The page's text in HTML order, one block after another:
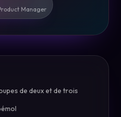
Manager
de deux et de trois